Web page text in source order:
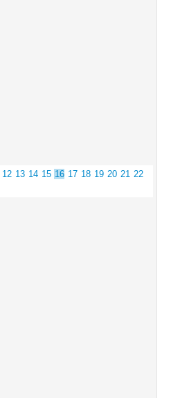
12 13 14 15 16 17 18 19 20 21 22